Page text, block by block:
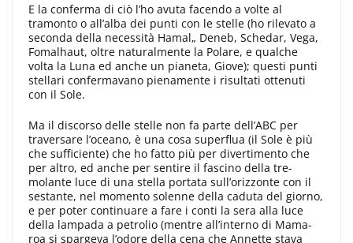
E la conferma di ciò l’ho avu­ta facendo a volte al
tramonto o al­l’alba dei punti con le stelle (ho rile­vato a
seconda della necessità Hamal„ Deneb, Schedar, Vega,
Fomalhaut, ol­tre naturalmente la Polare, e qualche
volta la Luna ed anche un pianeta, Giove); questi punti
stellari conferma­vano pienamente i risultati ottenuti
con il Sole.
Ma il discorso delle stelle non fa parte dell’ABC per
traversare l’oceano, è una cosa superflua (il Sole è più
che sufficiente) che ho fatto più per divertimento che
per altro, ed anche per sentire il fascino della tre­
molante luce di una stella portata sul­l’orizzonte con il
sestante, nel mo­mento solenne della caduta del gior­no,
e per poter continuare a fare i conti la sera alla luce
della lampada a petrolio (mentre all’interno di Mama­
roa si spargeva l’odore della cena che Annette stava